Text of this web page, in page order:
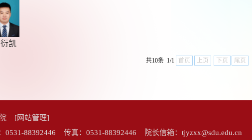
凯
共10条 1/1 首页 上页 下页 尾页
院 [网站管理]
88392446 传真：0531-88392446 院长信箱：tjyzxx@sdu.edu.cn